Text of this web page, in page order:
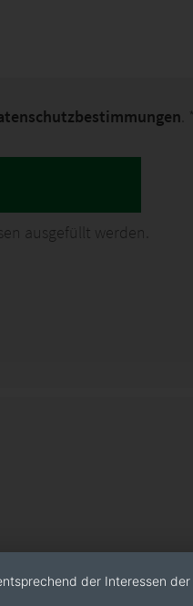
. *
ausgefüllt werden.
der Interessen